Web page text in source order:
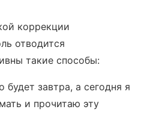
коррекции
отводится
такие способы:
будет завтра, а сегодня я
и прочитаю эту